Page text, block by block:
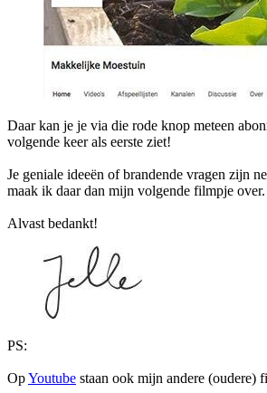
Daar kan je je via die rode knop meteen
volgende keer als eerste ziet!
Je geniale ideeën of brandende vragen zijn
maak ik daar dan mijn volgende filmpje over.
Alvast bedankt!
PS:
OpYoutube staan ook mijn andere (oudere)